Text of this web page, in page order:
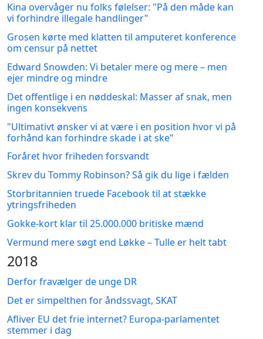
Kina overvåger nu folks følelser: "På den måde kan
vi forhindre illegale handlinger"
Grosen kørte med klatten til amputeret konference
om censur på nettet
Edward Snowden: Vi betaler mere og mere – men
ejer mindre og mindre
Det offentlige i en nøddeskal: Masser af snak, men
ingen konsekvens
"Ultimativt ønsker vi at være i en position hvor vi på
forhånd kan forhindre skade i at ske"
Foråret hvor friheden forsvandt
Skrev du Tommy Robinson? Så gik du lige i fælden
Storbritannien truede Facebook til at stække
ytringsfriheden
Gokke-kort klar til 25.000.000 britiske mænd
Vermund mere søgt end Løkke – Tulle er helt tabt
2018
Derfor fravælger de unge DR
Det er simpelthen for åndssvagt, SKAT
Afliver EU det frie internet? Europa-parlamentet
stemmer i dag